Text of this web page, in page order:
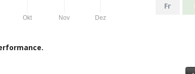
Okt Nov Dez
Fr